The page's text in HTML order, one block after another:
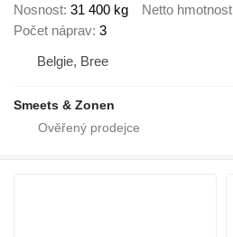
Nosnost 31 400 kg Netto hmotnost
Počet náprav 3
Belgie, Bree
Smeets & Zonen